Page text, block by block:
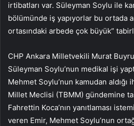
irtibatları var. Süleyman Soylu ile
bölümünde iş yapıyorlar bu ortada
ortasındaki arbede çok büyük”
CHP Ankara Milletvekili Murat
Süleyman Soylu’nun medikal işi
Mehmet Soylu’nun kamudan
Millet Meclisi (TBMM) gündemine
Fahrettin Koca’nın yanıtlaması
veren Emir, Mehmet Soylu’nun